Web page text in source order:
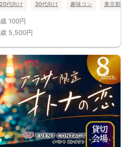
20代向け 30代向け 趣味コン 東京都
100円
5,500円